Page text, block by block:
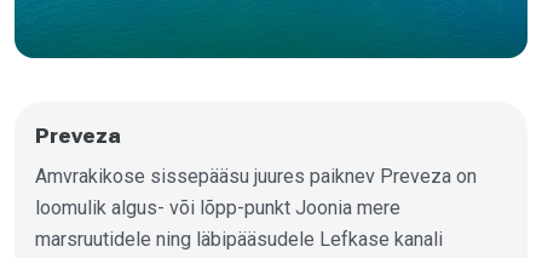
Preveza
Amvrakikose sissepääsu juures paiknev Preveza on
loomulik algus- või lõpp-punkt Joonia mere
marsruutidele ning läbipääsudele Lefkase kanali